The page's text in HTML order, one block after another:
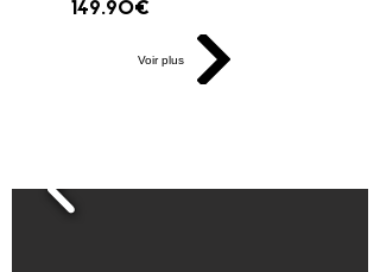
149.90€
Voir plus